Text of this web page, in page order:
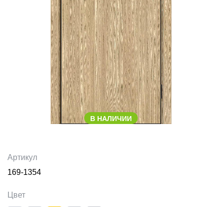
В НАЛИЧИИ
Артикул
169-1354
Цвет